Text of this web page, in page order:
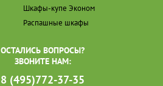
Шкафы-купе Эконом
Распашные шкафы
ОСТАЛИСЬ ВОПРОСЫ?
ЗВОНИТЕ НАМ:
8 (495)772-37-35